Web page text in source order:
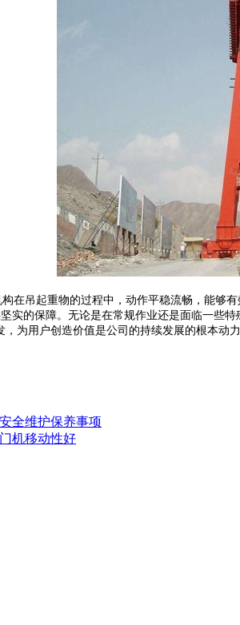
在吊起重物的过程中，动作平稳流畅，能够
实的保障。无论是在常规作业还是面临一些
，为用户创造价值是公司的持续发展的根本
全维护保养事项
机移动性好